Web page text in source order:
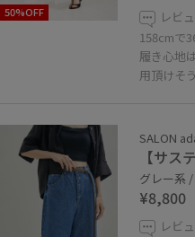
50%OFF
レビ
158cmで
履き心地
用頂けそ
SALON
【サス
グレー系 /
¥8,800
レビ